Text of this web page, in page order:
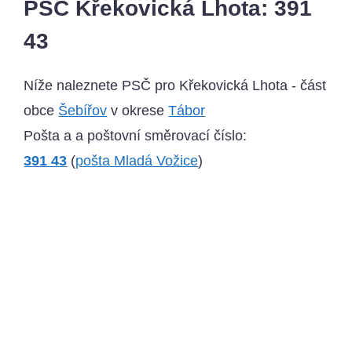
PSČ Křekovická Lhota: 391
43
Níže naleznete PSČ pro Křekovická Lhota - část
obce Šebířov v okreseTábor
Pošta a a poštovní směrovací číslo:
391 43 (pošta Mladá Vožice)